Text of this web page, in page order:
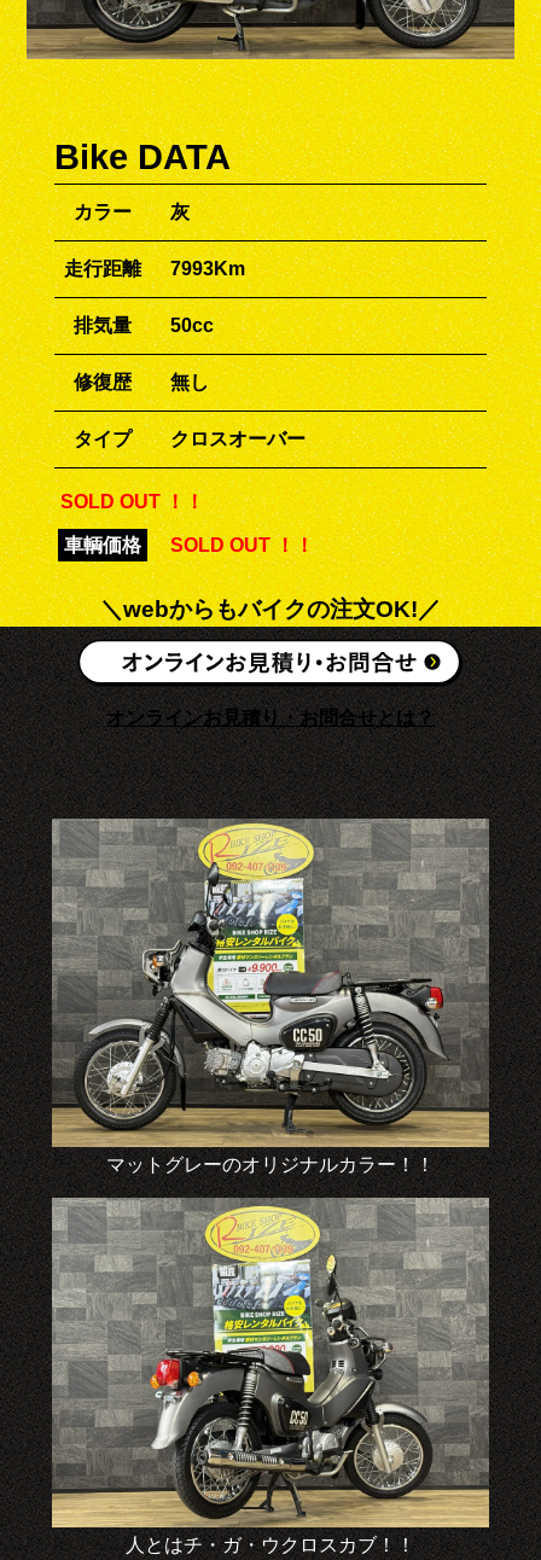
Bike DATA
カラー 灰
走行距離 7993Km
排気量 50cc
修復歴 無し
タイプ クロスオーバー
SOLD OUT ！！
車輌価格 SOLD OUT ！！
＼webからもバイクの注文OK!／
オンラインお見積り・お問合せとは？
マットグレーのオリジナルカラー！！
人とはチ・ガ・ウクロスカブ！！